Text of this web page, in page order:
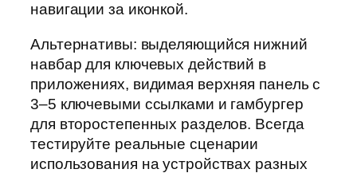
навигации за иконкой.
Альтернативы: выделяющийся нижний
навбар для ключевых действий в
приложениях, видимая верхняя панель с
3–5 ключевыми ссылками и гамбургер
для второстепенных разделов. Всегда
тестируйте реальные сценарии
использования на устройствах разных